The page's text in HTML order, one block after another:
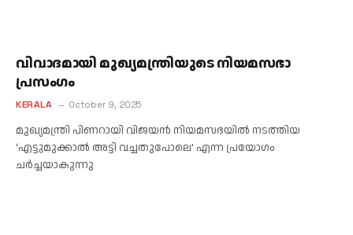
വിവാദമായി മുഖ്യമന്ത്രിയുടെ നിയമസഭാ
പ്രസംഗം
KERALA October 9, 2025
മുഖ്യമന്ത്രി പിണറായി വിജയൻ നിയമസഭയിൽ നടത്തിയ
‘എട്ടുമുക്കാൽ അട്ടി വച്ചതുപോലെ’ എന്ന പ്രയോഗം
ചർച്ചയാകുന്നു